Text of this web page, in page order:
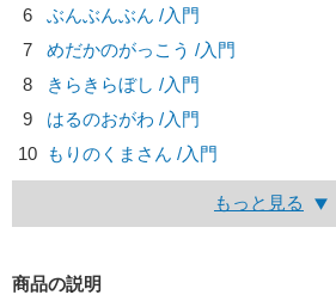
6
ぶんぶんぶん /入門
7
めだかのがっこう /入門
8
きらきらぼし /入門
9
はるのおがわ /入門
10 もりのくまさん /入門
もっと見る
商品の説明